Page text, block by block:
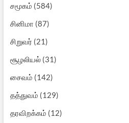
சமூகம் (584)
சினிமா (87)
சிறுவர் (21)
சூழலியல்(31)
சைவம் (142)
தத்துவம் (129)
தரவிறக்கம் (12)